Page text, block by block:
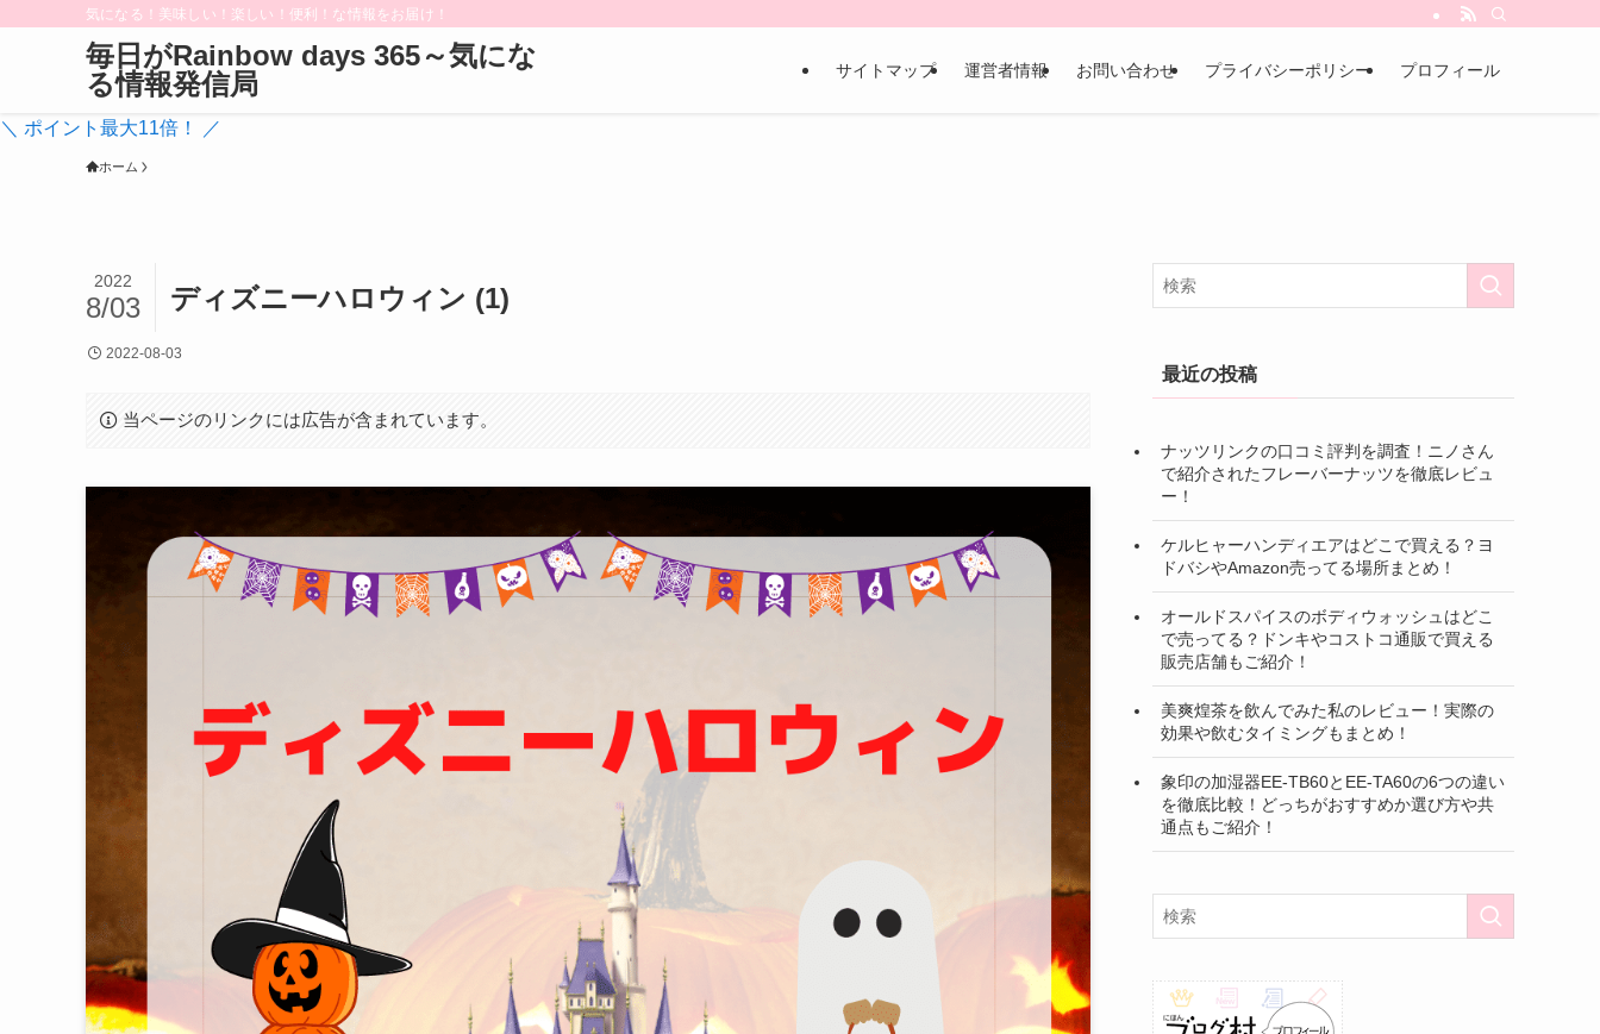
気になる！美味しい！楽しい！便利！な情報をお届け！
毎日がRainbow days 365～気にな
る情報発信局
サイトマップ 運営者情報 お問い合わせ プライバシーポリシー プロフィール
＼ ポイント最大11倍！ ／
ホーム
ディズニーハロウィン (1)
2022
8/03
2022-08-03
当ページのリンクには広告が含まれています。
最近の投稿
ナッツリンクの口コミ評判を調査！ニノさん
で紹介されたフレーバーナッツを徹底レビュ
ー！
ケルヒャーハンディエアはどこで買える？ヨ
ドバシやAmazon売ってる場所まとめ！
オールドスパイスのボディウォッシュはどこ
で売ってる？ドンキやコストコ通販で買える
販売店舗もご紹介！
美爽煌茶を飲んでみた私のレビュー！実際の
効果や飲むタイミングもまとめ！
象印の加湿器EE-TB60とEE-TA60の6つの違い
を徹底比較！どっちがおすすめか選び方や共
通点もご紹介！